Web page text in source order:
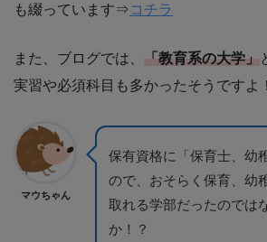
も綴っています⇒ コチラ
また、ブログでは、 「教育系の大学」
実習や必須科目も多かったそうですよ！
マウちゃん
保有資格に「保育士、幼
ので、おそらく保育、幼
取れる学部だったのでは
か！？